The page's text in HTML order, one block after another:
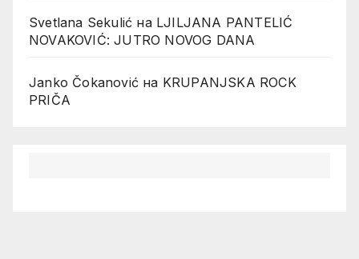
Svetlana Sekulić на LJILJANA PANTELIĆ
NOVAKOVIĆ: JUTRO NOVOG DANA
Janko Čokanović на KRUPANJSKA ROCK
PRIČA